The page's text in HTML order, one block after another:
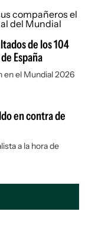
de los 104
España
en el Mundial 2026
en contra de
a la hora de